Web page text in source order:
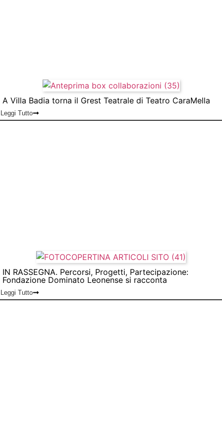
A Villa Badia torna il Grest Teatrale di Teatro CaraMella
Leggi Tutto
IN RASSEGNA. Percorsi, Progetti, Partecipazione:
Fondazione Dominato Leonense si racconta
Leggi Tutto